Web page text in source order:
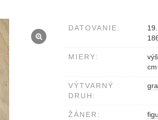
DATOVANIE:
MIERY:
cm
VÝTVARNÝ
DRUH:
ŽÁNER: